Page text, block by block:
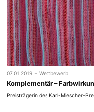
07.01.2019 - Wettbewerb
Komplementär –
Preisträgerin des Karl-Miescher-